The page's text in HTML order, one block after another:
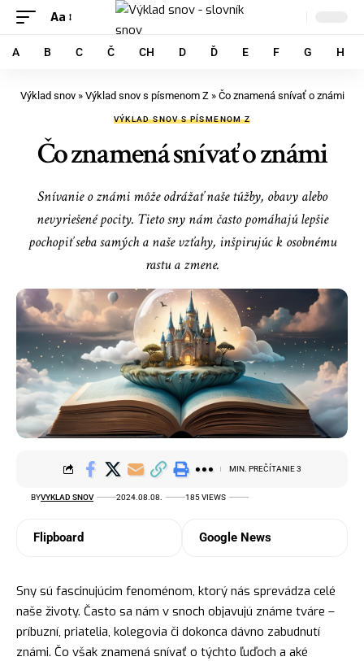
Aa
A B C Č CH D Ď E F G H
Výklad snov» Výklad snov s písmenom Z» Čo znamená snívať o známi
VÝKLAD SNOV S PÍSMENOM Z
Čo znamená snívať o známi
Snívanie o známi môže odrážať naše túžby, obavy alebo
nevyriešené pocity. Tieto sny nám často pomáhajú lepšie
pochopiť seba samých a naše vzťahy, inšpirujúc k osobnému
rastu a zmene.
BYVYKLAD SNOV 2024.08.08. 185 VIEWS
MIN. PREČÍTANIE 3
Flipboard Google News
Sny sú fascinujúcim fenoménom, ktorý nás sprevádza celé
naše životy. Často sa nám v snoch objavujú známe tváre –
príbuzní, priatelia, kolegovia či dokonca dávno zabudnutí
známi. Čo však znamená snívať o týchto ľuďoch a aké